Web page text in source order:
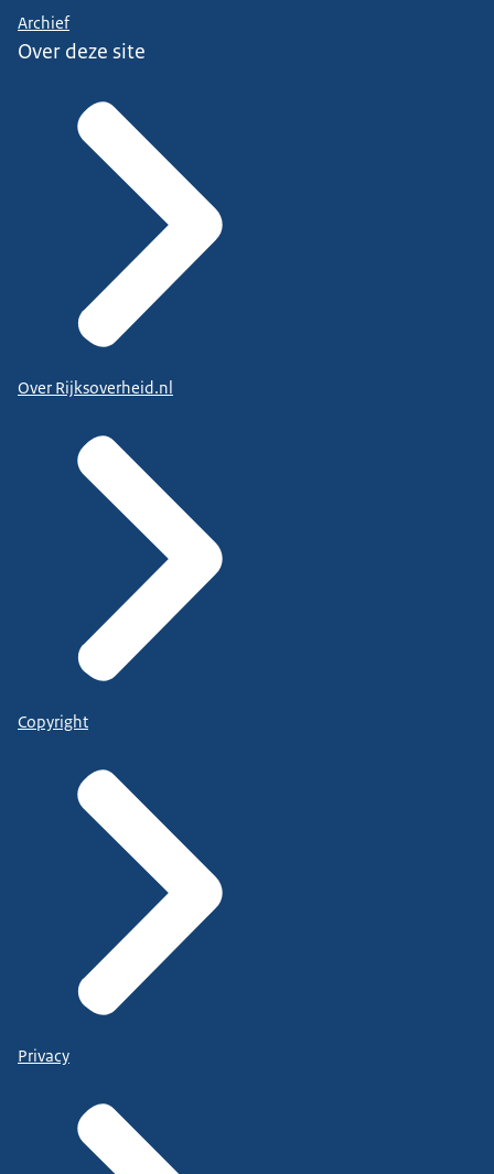
Archief
Over deze site
Over Rijksoverheid.nl
Copyright
Privacy